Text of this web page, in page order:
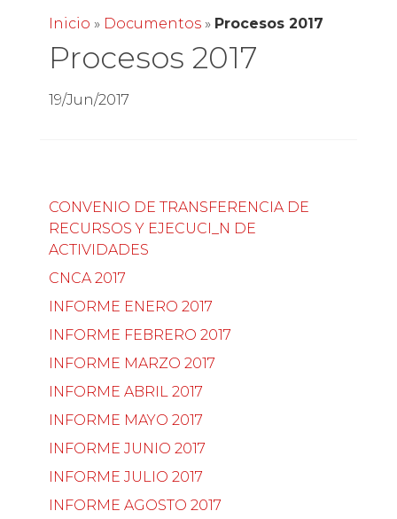
Inicio » Documentos» Procesos 2017
Procesos 2017
19/Jun/2017
CONVENIO DE TRANSFERENCIA DE
RECURSOS Y EJECUCI_N DE
ACTIVIDADES
CNCA 2017
INFORME ENERO 2017
INFORME FEBRERO 2017
INFORME MARZO 2017
INFORME ABRIL 2017
INFORME MAYO 2017
INFORME JUNIO 2017
INFORME JULIO 2017
INFORME AGOSTO 2017